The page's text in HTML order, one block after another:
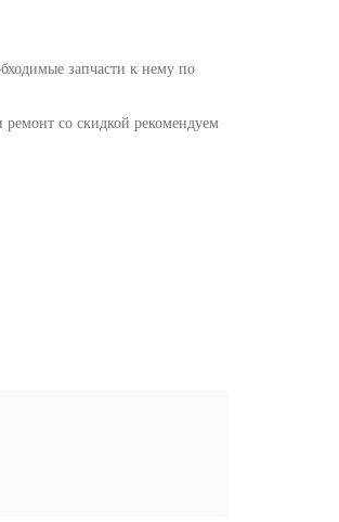
запчасти к нему по
со скидкой рекомендуем